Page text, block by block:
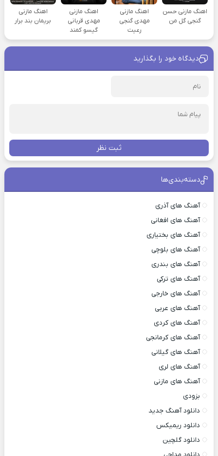
اهنگ مازنی حسن
گنجی گل من
اهنگ مازنی
مهدی گنجی
رعیت
اهنگ مازنی
مهدی قربانی
گیسو کمند
اهنگ مازنی
بریمان بند برار
دیدگاه خود را بگذارید
ثبت نظر
دسته‌بندی‌ها
آهنگ های آذری
آهنگ های افغانی
آهنگ های بختیاری
آهنگ های بلوچی
آهنگ های بندری
آهنگ های ترکی
آهنگ های خارجی
آهنگ های عربی
آهنگ های کردی
آهنگ های کرمانجی
آهنگ های گیلانی
آهنگ های لری
آهنگ های مازنی
بزودی
دانلود آهنگ جدید
دانلود ریمیکس
دانلود گلچین